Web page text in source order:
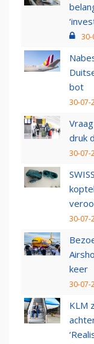
30-
bot
30-07-
druk
30-07-
30-07-
keer
30-07-
KLM